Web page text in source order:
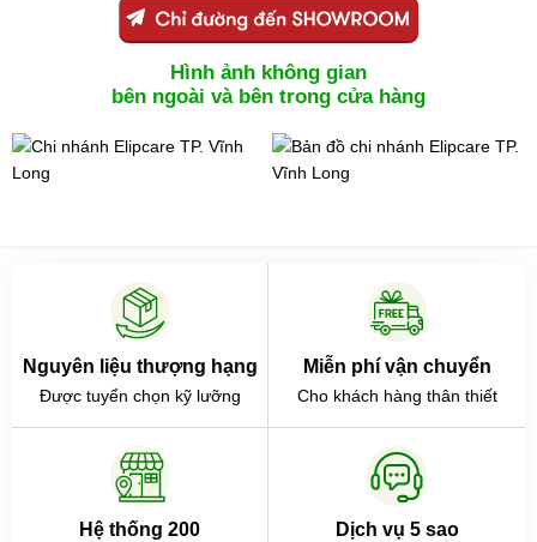
Hình ảnh không gian
bên ngoài và bên trong cửa hàng
Nguyên liệu thượng hạng
Được tuyển chọn kỹ lưỡng
Miễn phí vận chuyển
Cho khách hàng thân thiết
Hệ thống 200 Dịch vụ 5 sao